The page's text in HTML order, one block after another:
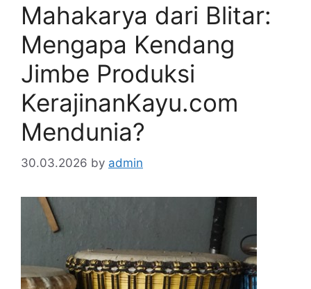
Mahakarya dari Blitar:
Mengapa Kendang
Jimbe Produksi
KerajinanKayu.com
Mendunia?
30.03.2026 by admin